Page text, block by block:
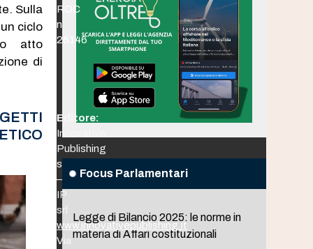
Sulla
ciclo
atto
di
Focus Parlamentari
Legge di Bilancio 2025: le norme in
materia di Affari costituzionali
ROC
n.
26146
Editore:
Innovative
Publishing
srl
–
IP
srl
www.innovativepublishing.it
Via